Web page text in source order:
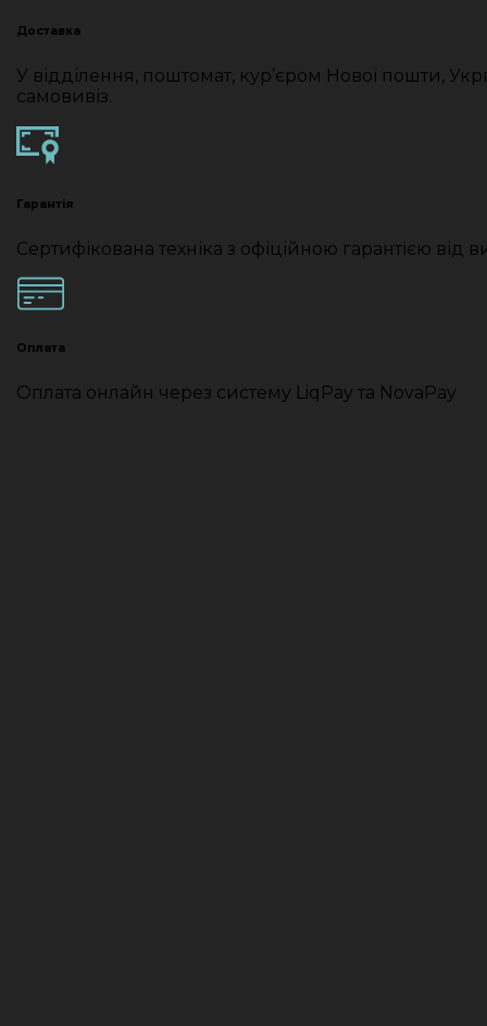
Доставка
У відділення, поштомат, кур’єром Нової пошти,
самовивіз.
Гарантія
Сертифікована техніка з офіційною гарантією від
Оплата
Оплата онлайн через систему LiqPay та NovaPay